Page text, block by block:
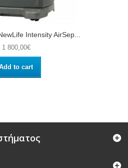
Intensity AirSep...
1 800,00€
to cart